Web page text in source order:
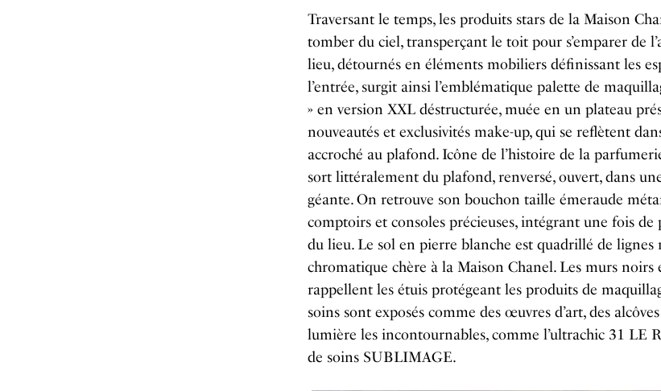
Traversant le temps, les produits stars de la Maison
tomber du ciel, transperçant le toit pour s’emparer de
lieu, détournés en éléments mobiliers définissant les
l’entrée, surgit ainsi l’emblématique palette de
» en version XXL déstructurée, muée en un plateau
nouveautés et exclusivités make-up, qui se reflètent
accroché au plafond. Icône de l’histoire de la
sort littéralement du plafond, renversé, ouvert, dans
géante. On retrouve son bouchon taille émeraude
comptoirs et consoles précieuses, intégrant une fois de
du lieu. Le sol en pierre blanche est quadrillé de
chromatique chère à la Maison Chanel. Les murs noirs
rappellent les étuis protégeant les produits de
soins sont exposés comme des œuvres d’art, des
lumière les incontournables, comme l’ultrachic 31 LE
de soins SUBLIMAGE.